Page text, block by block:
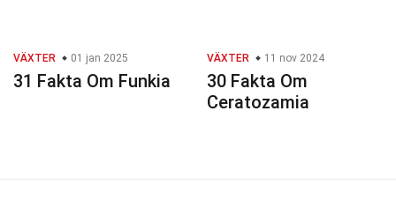
VÄXTER 01 jan 2025
31 Fakta Om Funkia
VÄXTER 11 nov 2024
30 Fakta Om
Ceratozamia